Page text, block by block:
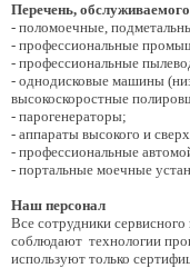
Перечень,
- поломоечные,
- профессиональные
- профессиональные
- однодисковые машины
высокоскоростные
- парогенераторы;
- аппараты высокого и
- профессиональные
- портальные моечные
Наш персонал
Все сотрудники
соблюдают технологии
используют только